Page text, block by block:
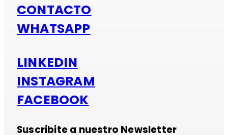
CONTACTO
WHATSAPP
LINKEDIN
INSTAGRAM
FACEBOOK
Suscribite a nuestro Newsletter